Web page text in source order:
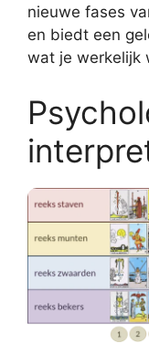
nieuwe fases
en biedt een
wat je werkelijk